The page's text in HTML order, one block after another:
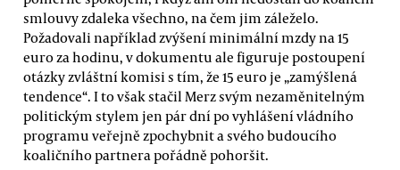
smlouvy zdaleka všechno, na čem jim záleželo.
Požadovali například zvýšení minimální mzdy na 15
euro za hodinu, v dokumentu ale figuruje postoupení
otázky zvláštní komisi s tím, že 15 euro je „zamýšlená
tendence“. I to však stačil Merz svým nezaměnitelným
politickým stylem jen pár dní po vyhlášení vládního
programu veřejně zpochybnit a svého budoucího
koaličního partnera pořádně pohoršit.